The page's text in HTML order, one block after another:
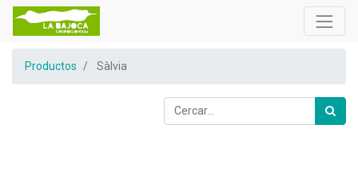
Productos Sàlvia